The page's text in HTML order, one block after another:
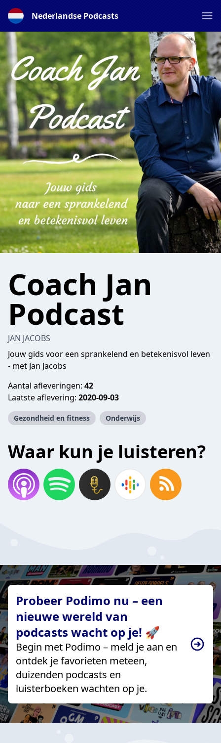
Nederlandse Podcasts
Coach Jan
Podcast
JAN JACOBS
Jouw gids voor een sprankelend en betekenisvol leven
- met Jan Jacobs
Aantal afleveringen: 42
Laatste aflevering: 2020-09-03
Gezondheid en fitness Onderwijs
Waar kun je luisteren?
Probeer Podimo nu – een
nieuwe wereld van
podcasts wacht op je! 🚀
Begin met Podimo – meld je aan en
ontdek je favorieten meteen,
duizenden podcasts en
luisterboeken wachten op je.